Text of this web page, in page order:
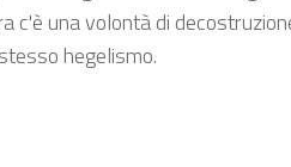
c'è una volontà di
hegelismo.